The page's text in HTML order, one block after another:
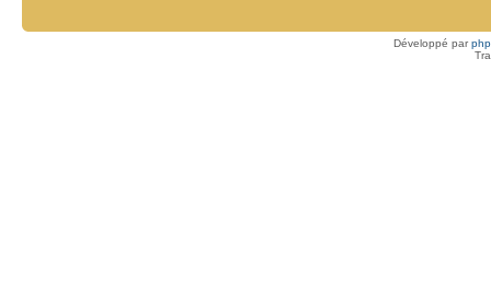
Développé par